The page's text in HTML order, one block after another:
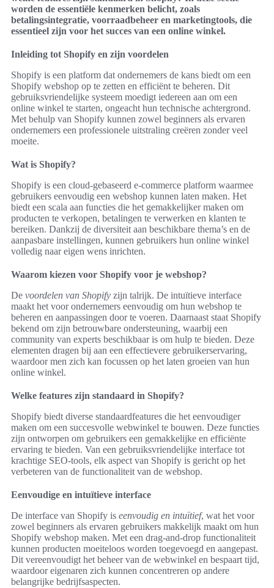
worden de essentiële kenmerken belicht, zoals
betalingsintegratie, voorraadbeheer en marketingtools, die
essentieel zijn voor het succes van een online winkel.
Inleiding tot Shopify en zijn voordelen
Shopify is een platform dat ondernemers de kans biedt om een
Shopify webshop op te zetten en efficiënt te beheren. Dit
gebruiksvriendelijke systeem moedigt iedereen aan om een
online winkel te starten, ongeacht hun technische achtergrond.
Met behulp van Shopify kunnen zowel beginners als ervaren
ondernemers een professionele uitstraling creëren zonder veel
moeite.
Wat is Shopify?
Shopify is een cloud-gebaseerd e-commerce platform waarmee
gebruikers eenvoudig een webshop kunnen laten maken. Het
biedt een scala aan functies die het gemakkelijker maken om
producten te verkopen, betalingen te verwerken en klanten te
bereiken. Dankzij de diversiteit aan beschikbare thema’s en de
aanpasbare instellingen, kunnen gebruikers hun online winkel
volledig naar eigen wens inrichten.
Waarom kiezen voor Shopify voor je webshop?
De voordelen van Shopify zijn talrijk. De intuïtieve interface
maakt het voor ondernemers eenvoudig om hun webshop te
beheren en aanpassingen door te voeren. Daarnaast staat Shopify
bekend om zijn betrouwbare ondersteuning, waarbij een
community van experts beschikbaar is om hulp te bieden. Deze
elementen dragen bij aan een effectievere gebruikerservaring,
waardoor men zich kan focussen op het laten groeien van hun
online winkel.
Welke features zijn standaard in Shopify?
Shopify biedt diverse standaardfeatures die het eenvoudiger
maken om een succesvolle webwinkel te bouwen. Deze functies
zijn ontworpen om gebruikers een gemakkelijke en efficiënte
ervaring te bieden. Van een gebruiksvriendelijke interface tot
krachtige SEO-tools, elk aspect van Shopify is gericht op het
verbeteren van de functionaliteit van de webshop.
Eenvoudige en intuïtieve interface
De interface van Shopify is eenvoudig en intuïtief, wat het voor
zowel beginners als ervaren gebruikers makkelijk maakt om hun
Shopify webshop maken. Met een drag-and-drop functionaliteit
kunnen producten moeiteloos worden toegevoegd en aangepast.
Dit vereenvoudigt het beheer van de webwinkel en bespaart tijd,
waardoor eigenaren zich kunnen concentreren op andere
belangrijke bedrijfsaspecten.